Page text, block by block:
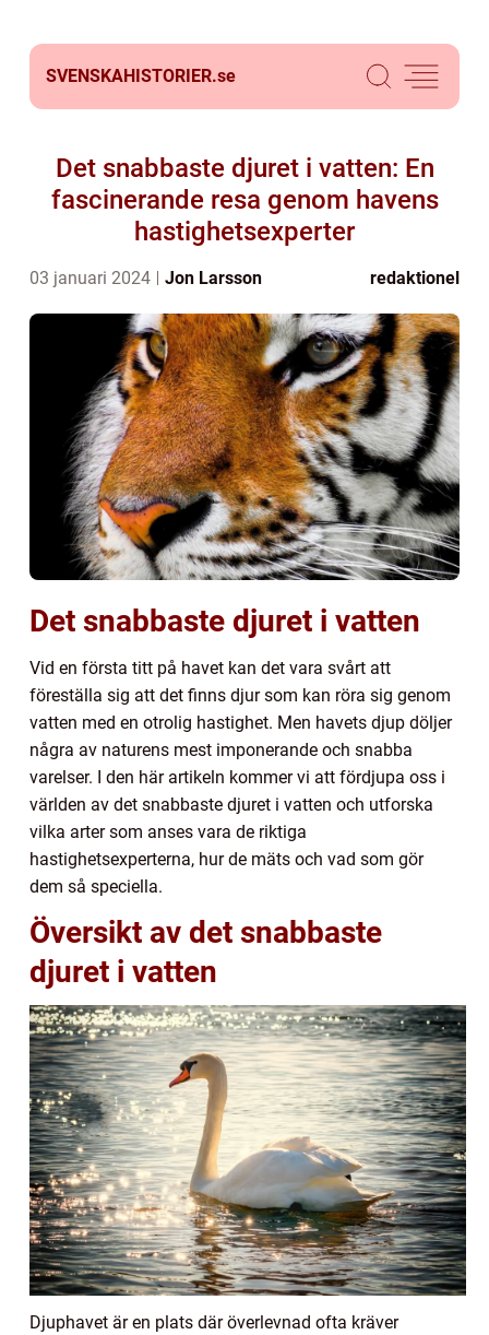
SVENSKAHISTORIER.se
Det snabbaste djuret i vatten: En
fascinerande resa genom havens
hastighetsexperter
03 januari 2024 Jon Larsson redaktionel
Det snabbaste djuret i vatten
Vid en första titt på havet kan det vara svårt att
föreställa sig att det finns djur som kan röra sig genom
vatten med en otrolig hastighet. Men havets djup döljer
några av naturens mest imponerande och snabba
varelser. I den här artikeln kommer vi att fördjupa oss i
världen av det snabbaste djuret i vatten och utforska
vilka arter som anses vara de riktiga
hastighetsexperterna, hur de mäts och vad som gör
dem så speciella.
Översikt av det snabbaste
djuret i vatten
Djuphavet är en plats där överlevnad ofta kräver